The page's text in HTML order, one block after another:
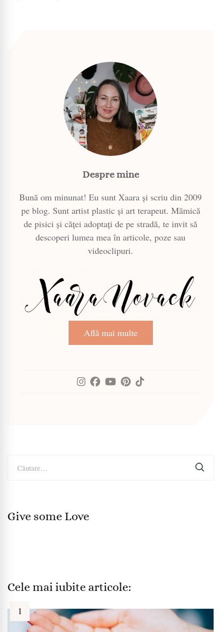
Despre mine
Bună om minunat! Eu sunt Xaara și scriu din 2009
pe blog. Sunt artist plastic și art terapeut. Mămică
de pisici și căței adoptați de pe stradă, te invit să
descoperi lumea mea în articole, poze sau
videoclipuri.
Află mai multe
după:
Give some Love
Cele mai iubite articole: